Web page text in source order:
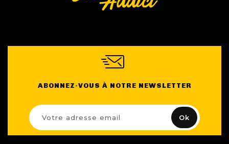
ABONNEZ-VOUS À NOTRE NEWSLETTER